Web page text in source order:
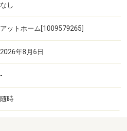
なし
アットホーム[1009579265]
2026年8月6日
-
随時